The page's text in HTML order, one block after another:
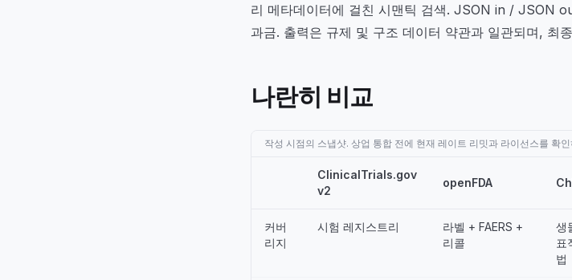
리 메타데이터에 걸친 시맨틱 검색. JSON in / JSON
과금. 출력은 규제 및 구조 데이터 약관과 일관되며, 최
나란히 비교
작성 시점의 스냅샷. 상업 통합 전에 현재 레이트 리밋과 라이선스를 확인
ClinicalTrials.gov
v2
openFDA
커버
리지
시험 레지스트리
라벨 + FAERS +
리콜
생
표
법